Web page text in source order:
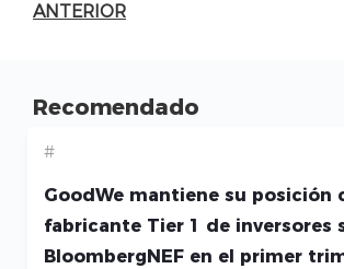
ANTERIOR
Recomendado
#
GoodWe mantiene su posición
fabricante Tier 1 de inversores
BloombergNEF en el primer